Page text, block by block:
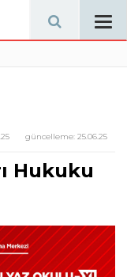
güncelleme: 25.06.25
Hukuku